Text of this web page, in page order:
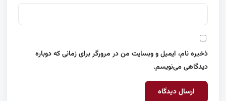
ذخیره نام، ایمیل و وبسایت من در مرورگر برای زمانی که دوباره
دیدگاهی می‌نویسم.